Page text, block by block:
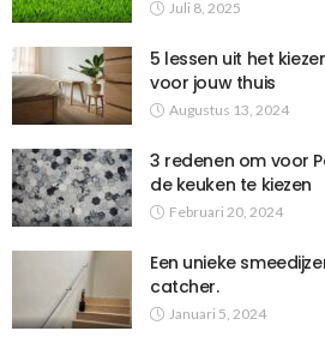
Juli 8, 2025
5 lessen uit het
voor jouw thuis
Augustus 13, 2024
3 redenen om voor
de keuken te kiezen
Februari 20, 2024
Een unieke
catcher.
Januari 5, 2024